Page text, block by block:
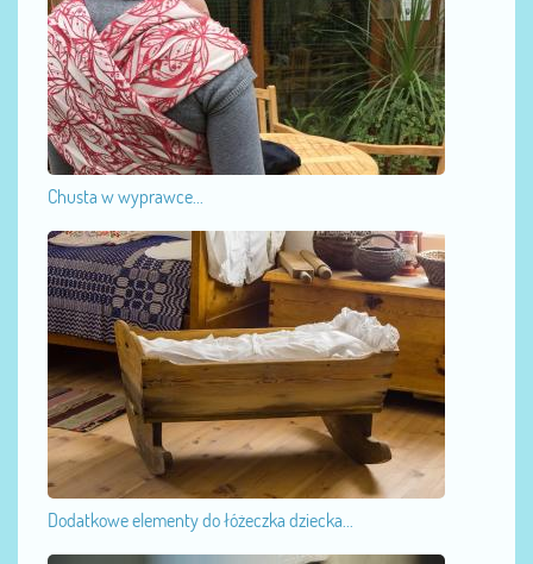
Chusta w wyprawce...
Dodatkowe elementy do łóżeczka dziecka...